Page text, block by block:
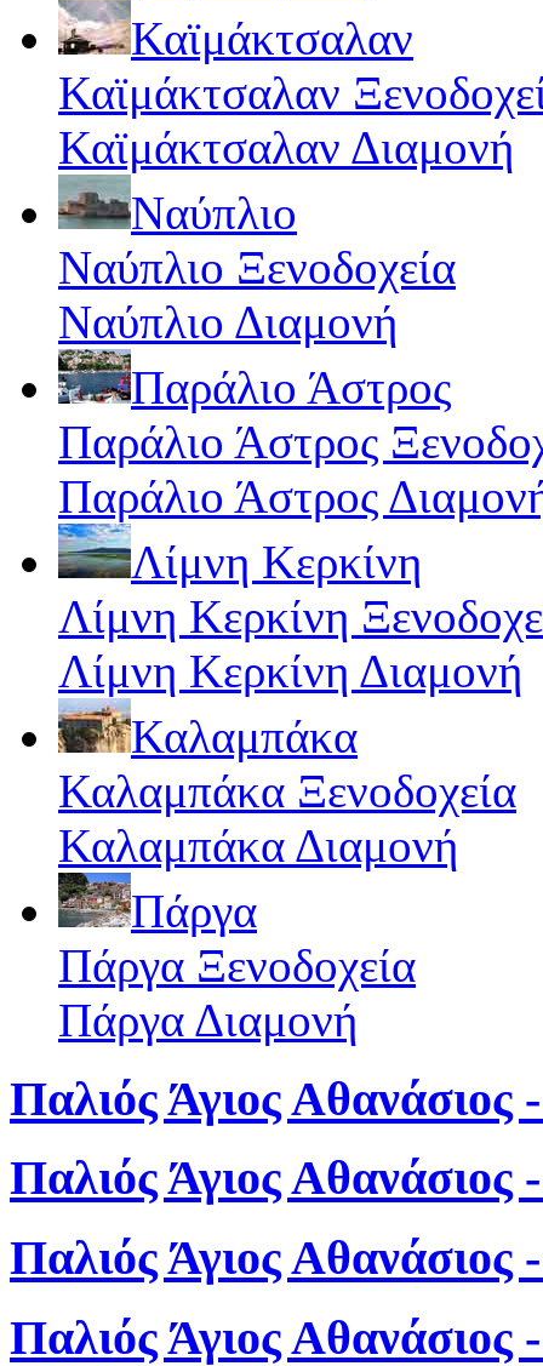
Καϊμάκτσαλαν
Καϊμάκτσαλαν
Καϊμάκτσαλαν Διαμονή
Ναύπλιο
Ναύπλιο Ξενοδοχεία
Ναύπλιο Διαμονή
Παράλιο Άστρος
Παράλιο Άστρος
Παράλιο Άστρος
Λίμνη Κερκίνη
Λίμνη Κερκίνη
Λίμνη Κερκίνη Διαμονή
Καλαμπάκα
Καλαμπάκα Ξενοδοχεία
Καλαμπάκα Διαμονή
Πάργα
Πάργα Ξενοδοχεία
Πάργα Διαμονή
Παλιός Άγιος Αθανάσιος
Παλιός Άγιος Αθανάσιος
Παλιός Άγιος Αθανάσιος
Παλιός Άγιος Αθανάσιος